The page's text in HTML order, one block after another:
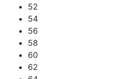
52
54
56
58
60
62